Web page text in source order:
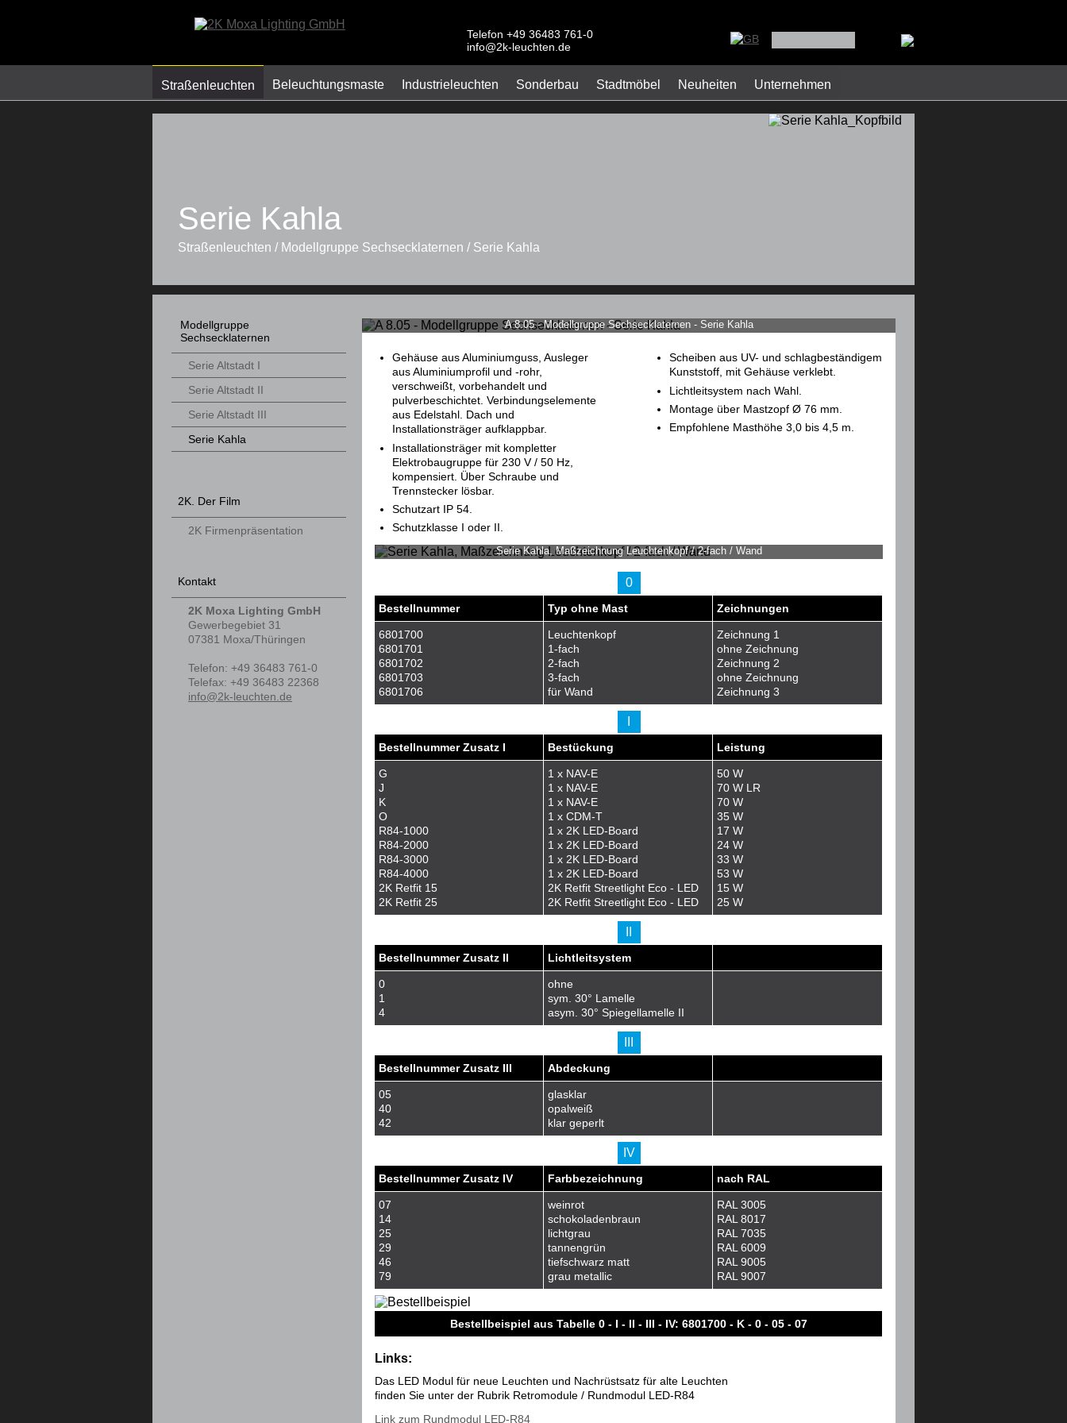
Telefon +49 36483 761-0
info@2k-leuchten.de
Straßenleuchten Beleuchtungsmaste Industrieleuchten Sonderbau Stadtmöbel Neuheiten Unternehmen
Serie Kahla
Straßenleuchten / Modellgruppe Sechsecklaternen / Serie Kahla
A 8.05 - Modellgruppe Sechsecklaternen - Serie Kahla
Gehäuse aus Aluminiumguss, Ausleger
aus Aluminiumprofil und -rohr,
verschweißt, vorbehandelt und
pulverbeschichtet. Verbindungselemente
aus Edelstahl. Dach und
Installationsträger aufklappbar.
Installationsträger mit kompletter
Elektrobaugruppe für 230 V / 50 Hz,
kompensiert. Über Schraube und
Trennstecker lösbar.
Schutzart IP 54.
Schutzklasse I oder II.
Scheiben aus UV- und schlagbeständigem
Kunststoff, mit Gehäuse verklebt.
Lichtleitsystem nach Wahl.
Montage über Mastzopf Ø 76 mm.
Empfohlene Masthöhe 3,0 bis 4,5 m.
Serie Kahla, Maßzeichnung Leuchtenkopf / 2-fach / Wand
0
Bestellnummer Typ ohne Mast Zeichnungen
6801700 Leuchtenkopf
Zeichnung 1
6801701
1-fach
ohne Zeichnung
6801702
2-fach
Zeichnung 2
6801703
3-fach
ohne Zeichnung
6801706
für Wand Zeichnung 3
Bestellnummer Zusatz I Bestückung Leistung
G 1 x NAV-E
50 W
J
1 x NAV-E
70 W LR
K
1 x NAV-E
70 W
O
1 x CDM-T
35 W
R84-1000
1 x 2K LED-Board
17 W
R84-2000
1 x 2K LED-Board
24 W
R84-3000
1 x 2K LED-Board
33 W
R84-4000
1 x 2K LED-Board
53 W
2K Retfit 15
2K Retfit Streetlight Eco - LED
15 W
2K Retfit 25
2K Retfit Streetlight Eco - LED 25 W
Bestellnummer Zusatz II Lichtleitsystem
0
ohne
1
sym. 30° Lamelle
4
asym. 30° Spiegellamelle II
Bestellnummer Zusatz III Abdeckung
05
glasklar
40
opalweiß
42
klar geperlt
IV
Bestellnummer Zusatz IV Farbbezeichnung nach RAL
07 weinrot
RAL 3005
14
schokoladenbraun
RAL 8017
25
lichtgrau
RAL 7035
29
tannengrün
RAL 6009
46
tiefschwarz matt
RAL 9005
79
grau metallic RAL 9007
Bestellbeispiel aus Tabelle 0 - I - II - III - IV: 6801700 - K - 0 - 05 - 07
Links:
Das LED Modul für neue Leuchten und Nachrüstsatz für alte Leuchten
finden Sie unter der Rubrik Retromodule / Rundmodul LED-R84
Link zum Rundmodul LED-R84
Modellgruppe
Sechsecklaternen
Serie Altstadt I
Serie Altstadt II
Serie Altstadt III
Serie Kahla
2K. Der Film
2K Firmenpräsentation
Kontakt
2K Moxa Lighting GmbH
Gewerbegebiet 31
07381 Moxa/Thüringen
Telefon: +49 36483 761-0
Telefax: +49 36483 22368
info@2k-leuchten.de